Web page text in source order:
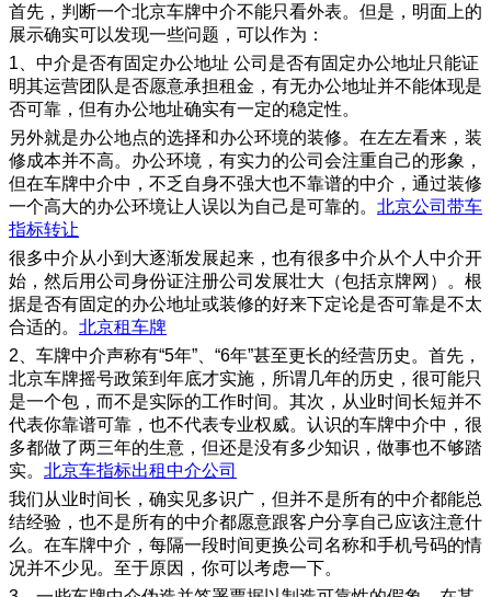
首先，判断一个北京车牌中介不能只看外表。但是，明面上的
展示确实可以发现一些问题，可以作为：
1、中介是否有固定办公地址 公司是否有固定办公地址只能证
明其运营团队是否愿意承担租金，有无办公地址并不能体现是
否可靠，但有办公地址确实有一定的稳定性。
另外就是办公地点的选择和办公环境的装修。在左左看来，装
修成本并不高。办公环境，有实力的公司会注重自己的形象，
但在车牌中介中，不乏自身不强大也不靠谱的中介，通过装修
一个高大的办公环境让人误以为自己是可靠的。 北京公司带车
指标转让
很多中介从小到大逐渐发展起来，也有很多中介从个人中介开
始，然后用公司身份证注册公司发展壮大（包括京牌网）。根
据是否有固定的办公地址或装修的好来下定论是否可靠是不太
合适的。 北京租车牌
2、车牌中介声称有“5年”、“6年”甚至更长的经营历史。首先，
北京车牌摇号政策到年底才实施，所谓几年的历史，很可能只
是一个包，而不是实际的工作时间。其次，从业时间长短并不
代表你靠谱可靠，也不代表专业权威。认识的车牌中介中，很
多都做了两三年的生意，但还是没有多少知识，做事也不够踏
实。 北京车指标出租中介公司
我们从业时间长，确实见多识广，但并不是所有的中介都能总
结经验，也不是所有的中介都愿意跟客户分享自己应该注意什
么。在车牌中介，每隔一段时间更换公司名称和手机号码的情
况并不少见。至于原因，你可以考虑一下。